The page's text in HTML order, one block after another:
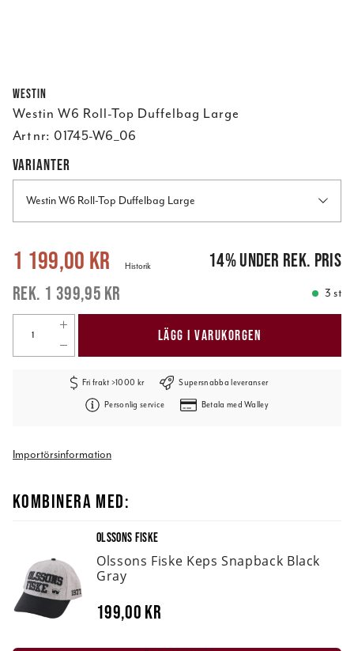
Westin
Westin W6 Roll-Top Duffelbag Large
Art nr: 01745-W6_06
VARIANTER
Westin W6 Roll-Top Duffelbag Large
Nuvarande pris: 1 199,00 kr 1 399,95 kr
1 199,00 kr
1 399,95 kr
Historik 14%under rek. pris
3 st
LÄGG I VARUKORGEN
Fri frakt >1000 kr Supersnabba leveranser
Personlig service Betala med Walley
Importörsinformation
KOMBINERA MED:
OLSSONS FISKE
Olssons Fiske Keps Snapback Black
Gray
199,00 kr